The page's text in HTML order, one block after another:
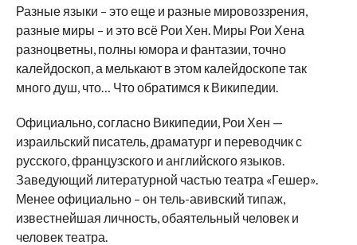
Разные языки – это еще и разные мировоззрения,
разные миры – и это всё Рои Хен. Миры Рои Хена
разноцветны, полны юмора и фантазии, точно
калейдоскоп, а мелькают в этом калейдоскопе так
много душ, что… Что обратимся к Википедии.
Официально, согласно Википедии, Рои Хен —
израильский писатель, драматург и переводчик с
русского, французского и английского языков.
Заведующий литературной частью театра «Гешер».
Менее официально – он тель-авивский типаж,
известнейшая личность, обаятельный человек и
человек театра.